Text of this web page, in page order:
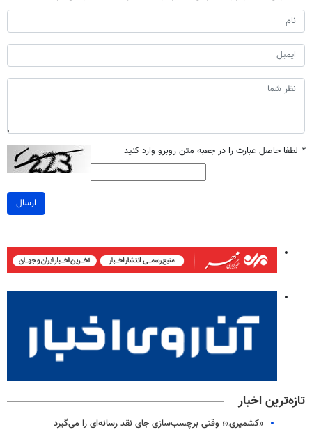
* لطفا حاصل عبارت را در جعبه متن روبرو وارد کنید
ارسال
تازه‌ترین اخبار
«کشمیری»؛ وقتی برچسب‌سازی جای نقد رسانه‌ای را می‌گیرد